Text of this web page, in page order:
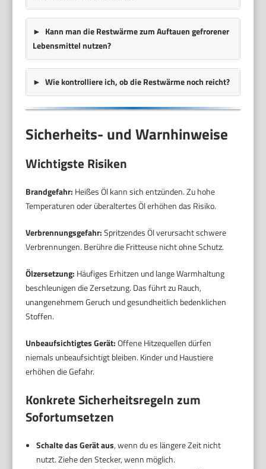
Kann man die Restwärme zum Auftauen gefrorener
Lebensmittel nutzen?
Wie kontrolliere ich, ob die Restwärme noch reicht?
Sicherheits- und Warnhinweise
Wichtigste Risiken
Brandgefahr: Heißes Öl kann sich entzünden. Zu hohe
Temperaturen oder überaltertes Öl erhöhen das Risiko.
Verbrennungsgefahr:Spritzendes Öl verursacht schwere
Verbrennungen. Berühre die Fritteuse nicht ohne Schutz.
Ölzersetzung: Häufiges Erhitzen und lange Warmhaltung
beschleunigen die Zersetzung. Das führt zu Rauch,
unangenehmem Geruch und gesundheitlich bedenklichen
Stoffen.
Unbeaufsichtigtes Gerät:Offene Hitzequellen dürfen
niemals unbeaufsichtigt bleiben. Kinder und Haustiere
erhöhen die Gefahr.
Konkrete Sicherheitsregeln zum
Sofortumsetzen
Schalte das Gerät aus, wenn du es längere Zeit nicht
nutzt. Ziehe den Stecker, wenn möglich.